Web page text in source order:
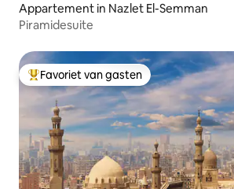
Appartement in Nazlet El-Semman
Piramidesuite
Topfavoriet van gasten
Favoriet van gasten